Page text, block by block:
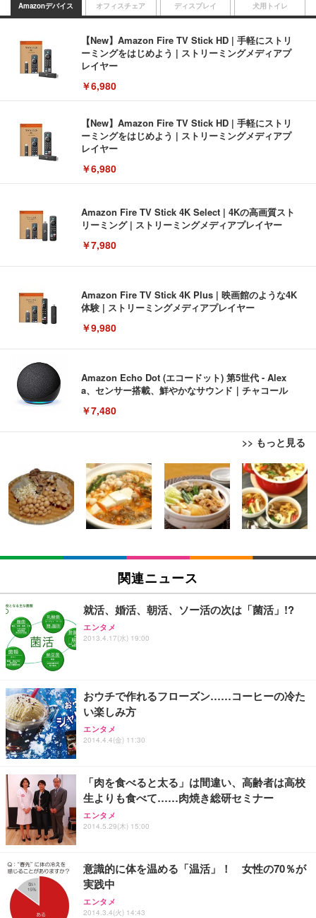
Amazonデバイス
【New】Amazon Fire TV Stick HD | 手軽にストリ
ーミングをはじめよう | ストリーミングメディアプ
レイヤー
￥6,980
【New】Amazon Fire TV Stick HD | 手軽にストリ
ーミングをはじめよう | ストリーミングメディアプ
レイヤー
￥6,980
Amazon Fire TV Stick 4K Select | 4Kの高画質スト
リーミング | ストリーミングメディアプレイヤー
￥7,980
Amazon Fire TV Stick 4K Plus | 映画館のような4K
体験 | ストリーミングメディアプレイヤー
￥9,980
Amazon Echo Dot (エコードット) 第5世代 - Alex
a、センサー搭載、鮮やかなサウンド｜チャコール
￥7,480
>> もっと見る
オフィスチェア
[EdoErgo] オフィスチェア 椅子 テレワーク 疲れな
い 跳ね上げ式アームレスト コンパクト 約105度ロッ
キング pc 事務椅子 360度回転 座面昇降 強化ナイロ
ン樹脂ベース 通気性メッシュ 在宅ワーク H-WY01
(黒網+黒枠+黒足)
￥5,699
SIHOO B100 オフィスチェア／デスクチェア メッシ
ュチェア 人間工学 疲れない ブラック
￥27,999
Sezlife オフィスチェア デスクチェア 疲れない テレ
務用 おしゃれ パソコンチェア (ブラック)
Sezlife オフィスチェア デスクチェア 疲れない テレ
ワーク チェア 強化バックレスト 30度ロッキング機
能 人間工学 椅子 腰サポート 90度跳ね上げ式アーム
務用 おしゃれ パソコンチェア (ホワイト)
ANDWINT オフィスチェア デスクチェア 肘なし メ
ッシュ 通気性 ランバーサポート付き 腰サポート ガ
ス圧無段階昇降 360度回転 キャスター付き コンパク
ディスプレイ
EIZO ビジネス向けプレミアムモニター | FlexScan
EV3240X-WT | 31.5型4K UHD・USB Type-C・ホワ
イト
￥105,595
EIZO ビジネス向けプレミアムモニター | FlexScan
￥109,572
【純正品】27"ゲーミングモニター DualSense 充電
【整備済み品】Dell E2724HS 27インチ 液晶モニタ
ー フルHD（1920×1080）VA 非光沢 HDMI/DisplayP
ort/VGA スピーカー内蔵 高さ調整 スイベル VESA対
【MiniLED/24.5inch/280Hz/FHD】GRAPHT THE S
HOOTER Gaming Monitor 24” Essential ゲーミン
グモニター QD 24.5インチ 1ms FHD 量子ドット 残
犬用トイレ
Amazonベーシック ペットシーツ 薄型 レギュラー 1
回使い捨て 無香料 ホワイト 300枚
￥3,373
Amazonベーシック ペットシーツ 厚型 ワイド 42枚
x2袋(84枚) ホワイト(吸収面:ライトブルー)
￥3,234
ネオ・ルーライフ ネオ・オムツ L 中型犬用 26枚入
Smart Basic(スマートベーシック) 【Amazon.co.jp
限定】 Smart Basic アイリスオーヤマ ペットシーツ
超厚型 お徳用 ワイド 100枚入 (x 1) (ケース販売)
アイリスオーヤマ ペットシーツ 超厚型 お徳用 レギ
ュラー 200枚入【Amazon.co.jp限定】
関連ニュース
就活、婚活、朝活、ソー活の次は「菌活」!?
エンタメ
2013.4.17(水) 19:00
おウチで作れるフローズン……コーヒーの冷た
い楽しみ方
エンタメ
2014.4.4(金) 11:30
「肉を食べると太る」は間違い、高齢者は高校
生よりも食べて……肉焼き総研セミナー
エンタメ
2014.5.29(木) 15:00
意識的に体を温める「温活」！ 女性の70％が
実践中
エンタメ
2014.3.4(火) 14:43